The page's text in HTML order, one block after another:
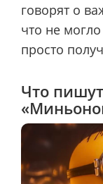
говорят о
что не
просто
Что